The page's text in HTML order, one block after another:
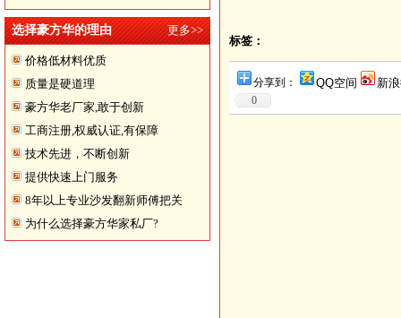
选择豪方华的理由 更多>>
价格低材料优质
质量是硬道理
豪方华老厂家,敢于创新
工商注册,权威认证,有保障
技术先进，不断创新
提供快速上门服务
8年以上专业沙发翻新师傅把关
为什么选择豪方华家私厂?
标签：
分享到： QQ空间 新
0